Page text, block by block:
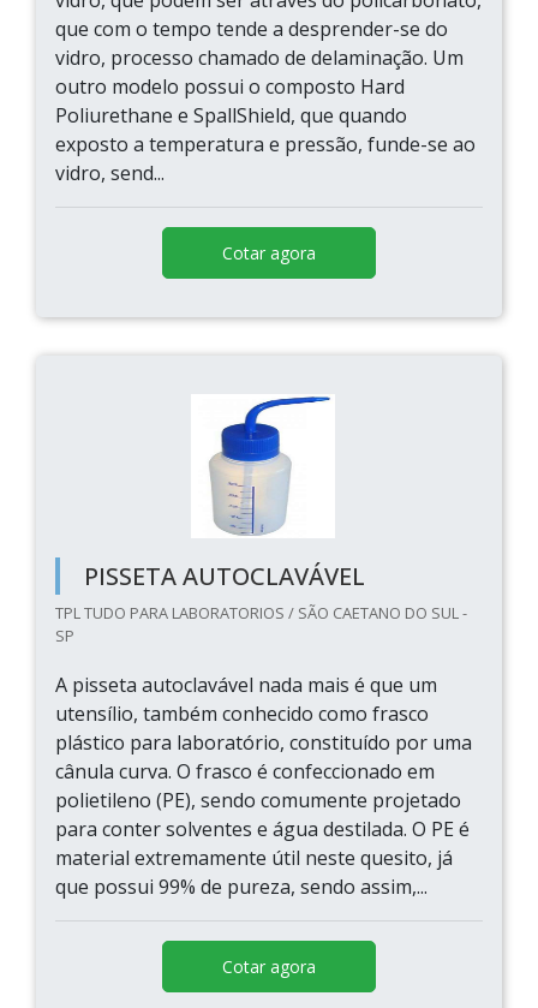
que com o tempo tende a desprender-se do
vidro, processo chamado de delaminação. Um
outro modelo possui o composto Hard
Poliurethane e SpallShield, que quando
exposto a temperatura e pressão, funde-se ao
vidro, send...
Cotar agora
PISSETA AUTOCLAVÁVEL
TPL TUDO PARA LABORATORIOS / SÃO CAETANO DO SUL -
SP
A pisseta autoclavável nada mais é que um
utensílio, também conhecido como frasco
plástico para laboratório, constituído por uma
cânula curva. O frasco é confeccionado em
polietileno (PE), sendo comumente projetado
para conter solventes e água destilada. O PE é
material extremamente útil neste quesito, já
que possui 99% de pureza, sendo assim,...
Cotar agora